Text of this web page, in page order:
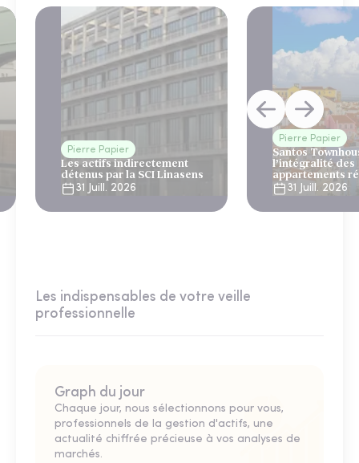
Pierre Papier
Les actifs indirectement
détenus par la SCI Linasens
31 Juill. 2026
Pierre Papier
Santos
l’intégralité des
appartements
Lisbonne
31 Juill. 2026
Les indispensables de votre veille
professionnelle
Graph du jour
Chaque jour, nous sélectionnons pour vous,
professionnels de la gestion d'actifs, une
actualité chiffrée précieuse à vos analyses de
marchés.